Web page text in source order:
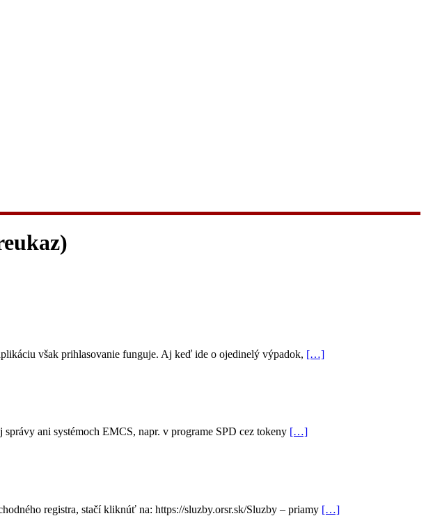
však prihlasovanie funguje. Aj keď ide o ojedinelý výpadok, […]
ani systémoch EMCS, napr. v programe SPD cez tokeny […]
registra, stačí kliknúť na: https://sluzby.orsr.sk/Sluzby – priamy […]